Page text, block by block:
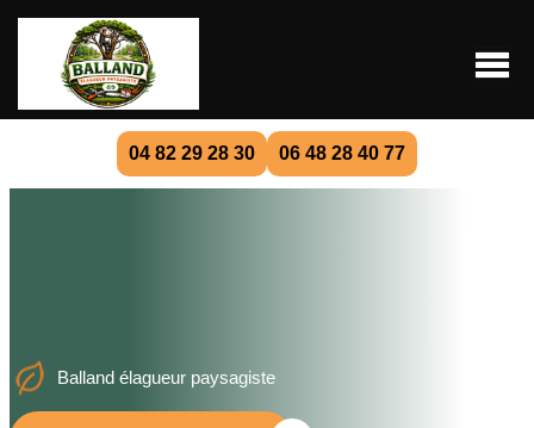
04 82 29 28 30 06 48 28 40 77
Balland élagueur paysagiste